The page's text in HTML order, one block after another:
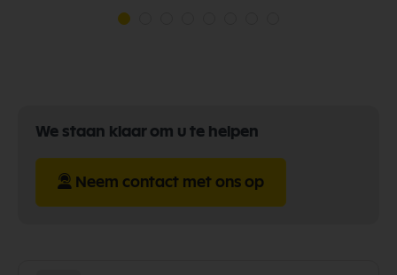
We staan klaar om u te helpen
Neem contact met ons op